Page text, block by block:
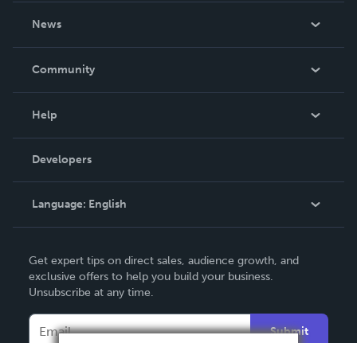
News
In The News
Community
Podcast
Help
Order Lookup
Knowledge Base
Contact Support
Developers
Language: English
Deutsch
Français
Italiano
Get expert tips on direct sales, audience growth, and
exclusive offers to help you build your business.
Unsubscribe at any time.
Submit